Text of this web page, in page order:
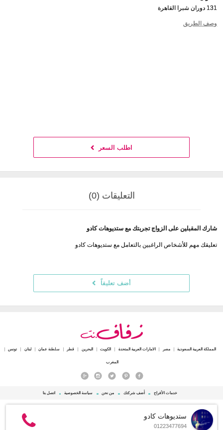
131 دوران شبرا القاهرة
وصف الطريق
اطلب السعر
التعليقات (0)
شارك المقبلين على الزواج تجربتك مع ستديوهات كادو
تعليقك مهم للأشخاص الراغبين بالتعامل مع ستديوهات كادو
أضف تعليقاً
ستديوهات كادو
01223477694
المملكة العربية السعودية مصر الامارات العربية المتحدة الكويت البحرين قطر سلطنة عمان لبنان تونس
المغرب
خدمات الأفراح أضف شركتك من نحن سياسة الخصوصية اتصل بنا